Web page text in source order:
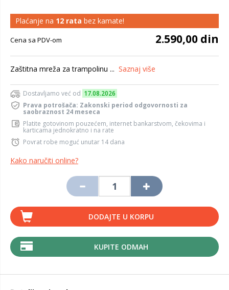
Plaćanje na 12 rata bez kamate!
Cena sa PDV-om 2.590,00 din
Zaštitna mreža za trampolinu ... Saznaj više
Dostavljamo već od 17.08.2026
Prava potrošača: Zakonski period odgovornosti za
saobraznost 24 meseca
Platite gotovinom pouzećem, internet bankarstvom, čekovima i
karticama jednokratno i na rate
Povrat robe moguć unutar 14 dana
Kako naručiti online?
DODAJTE U KORPU
KUPITE ODMAH